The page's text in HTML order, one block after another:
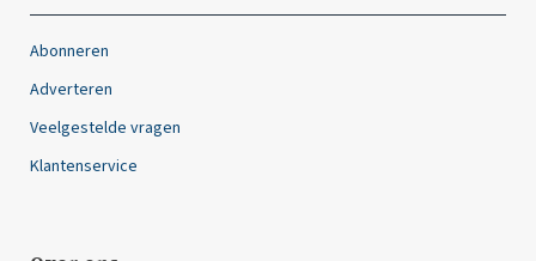
Abonneren
Adverteren
Veelgestelde vragen
Klantenservice